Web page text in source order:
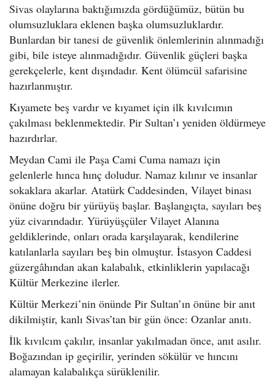
Sivas olaylarına baktığımızda gördüğümüz, bütün bu
olumsuzluklara eklenen başka olumsuzluklardır.
Bunlardan bir tanesi de güvenlik önlemlerinin alınmadığı
gibi, bile isteye alınmadığıdır. Güvenlik güçleri başka
gerekçelerle, kent dışındadır. Kent ölümcül safarisine
hazırlanmıştır.
Kıyamete beş vardır ve kıyamet için ilk kıvılcımın
çakılması beklenmektedir. Pir Sultan’ı yeniden öldürmeye
hazırdırlar.
Meydan Cami ile Paşa Cami Cuma namazı için
gelenlerle hınca hınç doludur. Namaz kılınır ve insanlar
sokaklara akarlar. Atatürk Caddesinden, Vilayet binası
önüne doğru bir yürüyüş başlar. Başlangıçta, sayıları beş
yüz civarındadır. Yürüyüşçüler Vilayet Alanına
geldiklerinde, onları orada karşılayarak, kendilerine
katılanlarla sayıları beş bin olmuştur. İstasyon Caddesi
güzergâhından akan kalabalık, etkinliklerin yapılacağı
Kültür Merkezine ilerler.
Kültür Merkezi’nin önünde Pir Sultan’ın önüne bir anıt
dikilmiştir, kanlı Sivas’tan bir gün önce: Ozanlar anıtı.
İlk kıvılcım çakılır, insanlar yakılmadan önce, anıt asılır.
Boğazından ip geçirilir, yerinden sökülür ve hıncını
alamayan kalabalıkça sürüklenilir.